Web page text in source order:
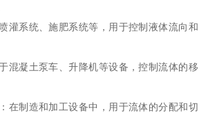
灌系统、施肥系统等，用于控制液体流向和
混凝土泵车、升降机等设备，控制流体的移
在制造和加工设备中，用于流体的分配和切